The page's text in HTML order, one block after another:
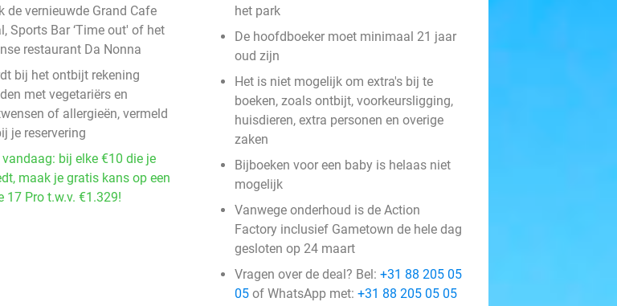
de vernieuwde Grand Cafe
Sports Bar ‘Time out' of het
restaurant Da Nonna
bij het ontbijt rekening
met vegetariërs en
of allergieën, vermeld
je reservering
bij elke €10 die je
maak je gratis kans op een
17 Pro t.w.v. €1.329!
het park
De hoofdboeker moet minimaal 21 jaar
oud zijn
Het is niet mogelijk om extra's bij te
boeken, zoals ontbijt, voorkeursligging,
huisdieren, extra personen en overige
zaken
Bijboeken voor een baby is helaas niet
mogelijk
Vanwege onderhoud is de Action
Factory inclusief Gametown de hele dag
gesloten op 24 maart
Vragen over de deal? Bel: +31 88 205 05
05 of WhatsApp met: +31 88 205 05 05